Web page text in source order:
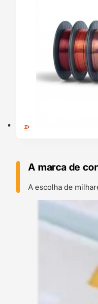
A marca de
A escolha de